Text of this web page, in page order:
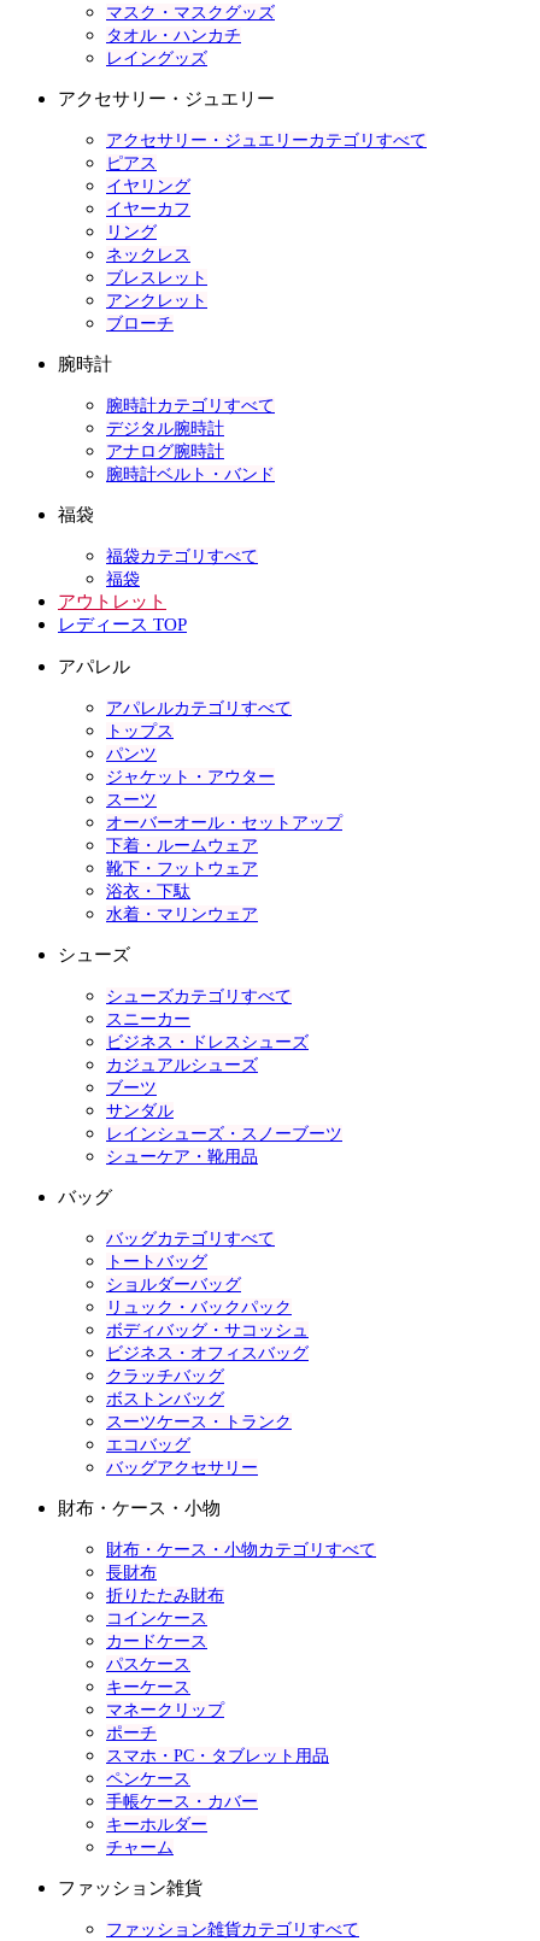
マスク・マスクグッズ
タオル・ハンカチ
レイングッズ
アクセサリー・ジュエリー
アクセサリー・ジュエリーカテゴリすべて
ピアス
イヤリング
イヤーカフ
リング
ネックレス
ブレスレット
アンクレット
ブローチ
腕時計
腕時計カテゴリすべて
デジタル腕時計
アナログ腕時計
腕時計ベルト・バンド
福袋
福袋カテゴリすべて
福袋
アウトレット
レディース TOP
アパレル
アパレルカテゴリすべて
トップス
パンツ
ジャケット・アウター
スーツ
オーバーオール・セットアップ
下着・ルームウェア
靴下・フットウェア
浴衣・下駄
水着・マリンウェア
シューズ
シューズカテゴリすべて
スニーカー
ビジネス・ドレスシューズ
カジュアルシューズ
ブーツ
サンダル
レインシューズ・スノーブーツ
シューケア・靴用品
バッグ
バッグカテゴリすべて
トートバッグ
ショルダーバッグ
リュック・バックパック
ボディバッグ・サコッシュ
ビジネス・オフィスバッグ
クラッチバッグ
ボストンバッグ
スーツケース・トランク
エコバッグ
バッグアクセサリー
財布・ケース・小物
財布・ケース・小物カテゴリすべて
長財布
折りたたみ財布
コインケース
カードケース
パスケース
キーケース
マネークリップ
ポーチ
スマホ・PC・タブレット用品
ペンケース
手帳ケース・カバー
キーホルダー
チャーム
ファッション雑貨
ファッション雑貨カテゴリすべて